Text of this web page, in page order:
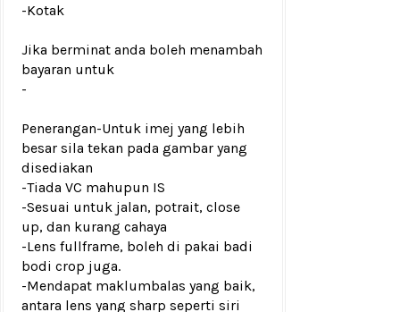
-Kotak
Jika berminat anda boleh menambah
bayaran untuk
-
Penerangan-Untuk imej yang lebih
besar sila tekan pada gambar yang
disediakan
-Tiada VC mahupun IS
-Sesuai untuk jalan, potrait, close
up, dan kurang cahaya
-Lens fullframe, boleh di pakai badi
bodi crop juga.
-Mendapat maklumbalas yang baik,
antara lens yang sharp seperti siri